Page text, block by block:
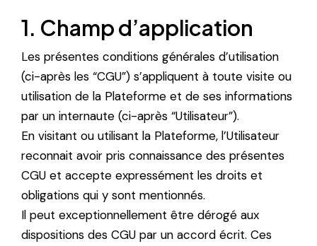
1. Champ d’application
Les présentes conditions générales d’utilisation
(ci-après les “CGU”) s’appliquent à toute visite ou
utilisation de la Plateforme et de ses informations
par un internaute (ci-après “Utilisateur”).
En visitant ou utilisant la Plateforme, l’Utilisateur
reconnait avoir pris connaissance des présentes
CGU et accepte expressément les droits et
obligations qui y sont mentionnés.
Il peut exceptionnellement être dérogé aux
dispositions des CGU par un accord écrit. Ces